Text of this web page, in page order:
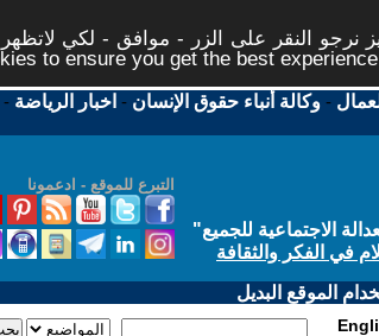
نرجو النقر على الزر - موافق - لكي
to ensure you get the best
-وكالة أنباء حقوق الإنسان - اخبار الرياضة -
التبرع للموقع - ادعمونا
الاجتماعية للجميع"
في الفكر والثقافة
الموقع البديل